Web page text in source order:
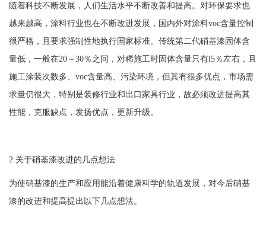
随着科技不断发展，人们生活水平不断改善和提高。对环保要求也
越来越高，涂料行业也在不断改进发展，国内外对涂料voc含量控制
很严格，且要求强制性地执行国家标准。传统第二代硝基漆固体含
量低，一般在20～30％之间，对稀施工时固体含量只有l5％左右，且
施工涂装次数多、voc含量高、污染环境，但其有很多优点，市场需
求量仍很大，特别是装修行业和出口家具行业，故必须改进提高其
性能，克服缺点，发扬优点，更新升级。
2.关于硝基漆改进的几点想法
为使硝基漆的生产和应用能沿着健康科学的轨道发展，对今后硝基
漆的改进和提高提出以下几点想法。